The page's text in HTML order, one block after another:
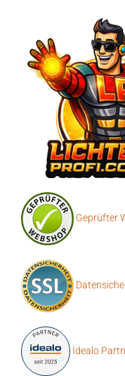
Geprüfter
Idealo